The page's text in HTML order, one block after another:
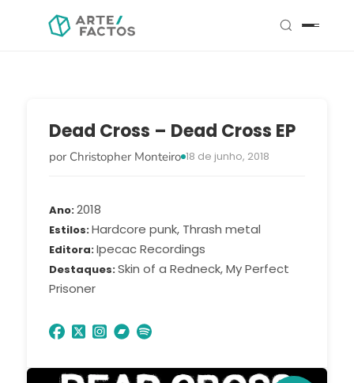
Dead Cross – Dead Cross EP
por Christopher Monteiro 18 de junho, 2018
Ano 2018
Estilos Hardcore punk, Thrash metal
Editora Ipecac Recordings
Destaques Skin of a Redneck, My Perfect
Prisoner